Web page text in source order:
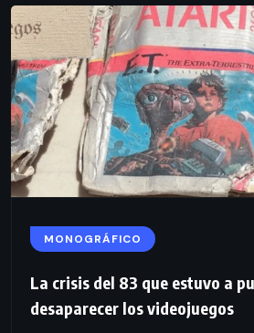
MONOGRÁFICO
La crisis del 83 que estuvo a
desaparecer los videojuegos